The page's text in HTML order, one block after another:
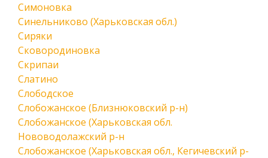
Симоновка
Синельниково (Харьковская обл.)
Сиряки
Сковородиновка
Скрипаи
Слатино
Слободское
Слобожанское (Близнюковский р-н)
Слобожанское (Харьковская обл.
Нововодолажский р-н
Слобожанское (Харьковская обл., Кегичевский р-